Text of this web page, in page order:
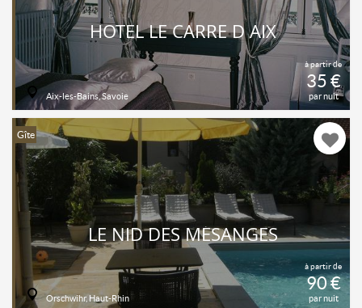
à partir de
35 €
par nuit
HOTEL LE CARRE D AIX
Aix-les-Bains, Savoie
Gîte
à partir de
90 €
par nuit
LE NID DES MÉSANGES
Orschwihr, Haut-Rhin